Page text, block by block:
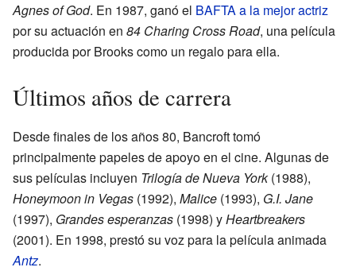
Agnes of God. En 1987, ganó el BAFTA a la mejor actriz
por su actuación en 84 Charing Cross Road, una película
producida por Brooks como un regalo para ella.
Últimos años de carrera
Desde finales de los años 80, Bancroft tomó
principalmente papeles de apoyo en el cine. Algunas de
sus películas incluyen Trilogía de Nueva York(1988),
Honeymoon in Vegas (1992), Malice (1993), G.I. Jane
(1997), Grandes esperanzas (1998) yHeartbreakers
(2001). En 1998, prestó su voz para la película animada
Antz.